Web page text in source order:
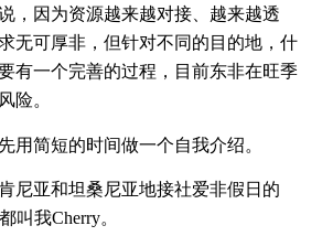
，因为资源越来越对接、越来越透
无可厚非，但针对不同的目的地，什
有一个完善的过程，目前东非在旺季
险。
用简短的时间做一个自我介绍。
尼亚和坦桑尼亚地接社爱非假日的
叫我Cherry。